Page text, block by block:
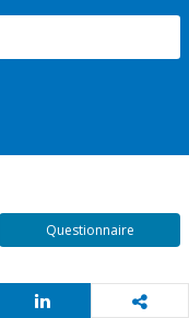
Questionnaire